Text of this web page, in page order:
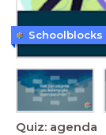
Quiz: agenda
Schoolblocks